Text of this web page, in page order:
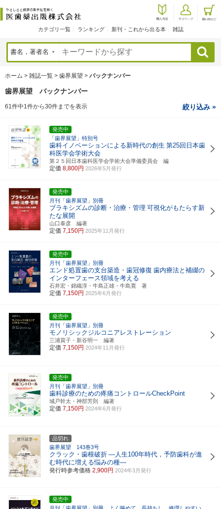
カテゴリ一覧 ランキング 新刊・これから出る本 雑誌
検索
ホーム > 雑誌一覧 > 歯界展望 > バックナンバー
歯界展望 バックナンバー
61件中1件から30件までを表示 絞り込み »
発売中
「歯界展望」特別号
歯科イノベーションによる新時代の創生 第25回日本歯
科医学会学術大会
第２５回日本歯科医学会学術大会準備委員会 編
定価 8,800円 2026年5月発行
発売中
月刊「歯界展望」別冊
ブラキシズムの診断・治療・管理 可視化がもたらす新
たな展開
山口泰彦 編著
定価 7,150円 2025年11月発行
発売中
月刊「歯界展望」別冊
エンド処置歯の支台築造・歯冠修復 歯内療法と補綴の
インターフェース領域を考える
石井宏・錦織淳・牛島正雄・牛島寛 著
定価 7,150円 2025年6月発行
発売中
月刊「歯界展望」別冊
モノリシックジルコニアレストレーション
三浦賞子・新谷明一 編著
定価 7,150円 2024年11月発行
発売中
月刊「歯界展望」別冊
歯科診療のための疼痛コントロールCheckPoint
城戸幹太・神部芳則 編著
定価 7,150円 2024年6月発行
品切れ
歯界展望 143巻3号
クラック・歯根破折 ―人生100年時代，予防歯科が進
む時代に増える悩みの種―
発行時参考価格 2,900円 2024年3月発行
発売中